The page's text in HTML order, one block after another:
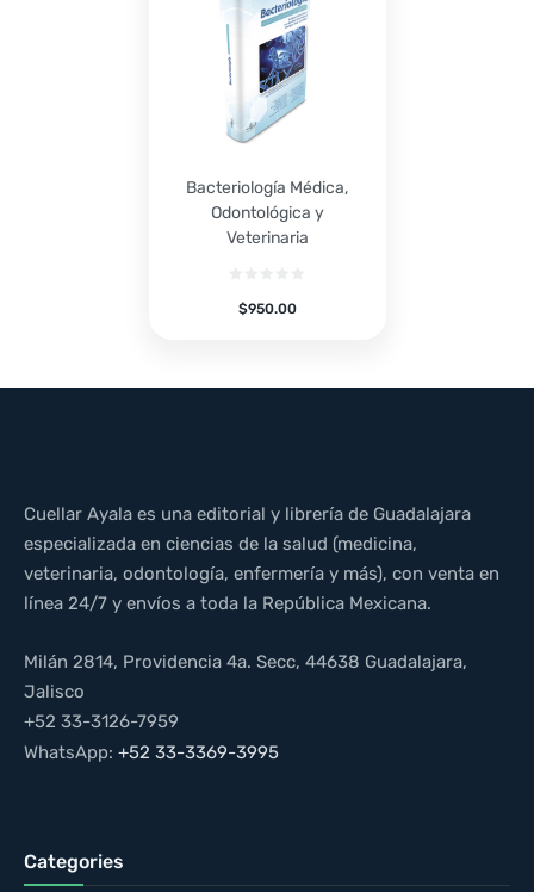
Bacteriología Médica,
Odontológica y
Veterinaria
$950.00
Cuellar Ayala es una editorial y librería de Guadalajara
especializada en ciencias de la salud (medicina,
veterinaria, odontología, enfermería y más), con venta en
línea 24/7 y envíos a toda la República Mexicana.
Milán 2814, Providencia 4a. Secc, 44638 Guadalajara,
Jalisco
+52 33-3126-7959
WhatsApp: +52 33-3369-3995
Categories